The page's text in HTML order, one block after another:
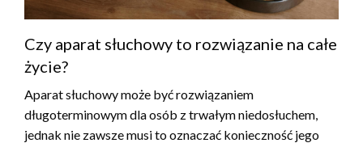
Czy aparat słuchowy to rozwiązanie na całe
życie?
Aparat słuchowy może być rozwiązaniem
długoterminowym dla osób z trwałym niedosłuchem,
jednak nie zawsze musi to oznaczać konieczność jego